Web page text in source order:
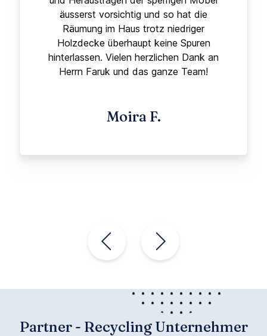
äusserst vorsichtig und so hat die
Räumung im Haus trotz niedriger
Holzdecke überhaupt keine Spuren
hinterlassen. Vielen herzlichen Dank an
Herrn Faruk und das ganze Team!
Moira F.
Partner - Recycling Unternehmer